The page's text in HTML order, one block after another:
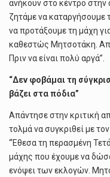
ανήκουν στο κέντρο στην
ζητάμε να καταργήσουμε
να προτάξουμε τη μάχη
καθεστώς Μητσοτάκη.
Πριν να είναι πολύ αργά”.
“Δεν φοβάμαι τη
βάζει στα πόδια”
Απάντησε στην κριτική
τολμά να συγκριθεί με
“Έθεσα τη περασμένη
μάχης που έχουμε να
ενόψει των εκλογών.